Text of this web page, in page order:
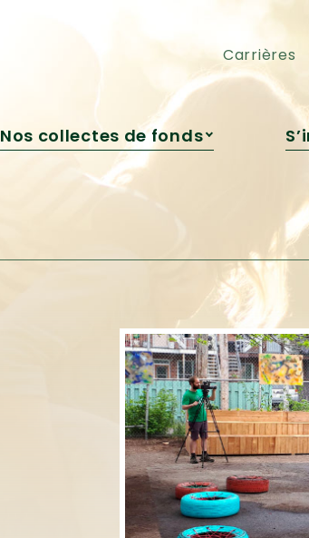
Carrières
Nos collectes de fonds
Campagne de Roxanne
Campagne automnale